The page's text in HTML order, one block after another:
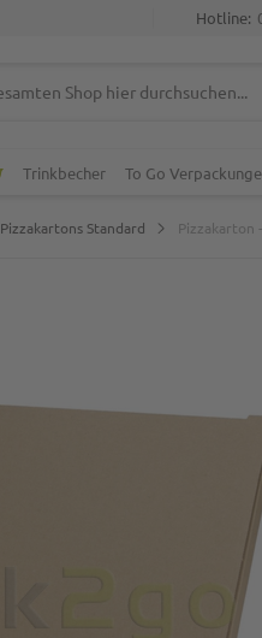
Hotline:
Trinkbecher To Go
Pizzakartons Standard Pizzakarton